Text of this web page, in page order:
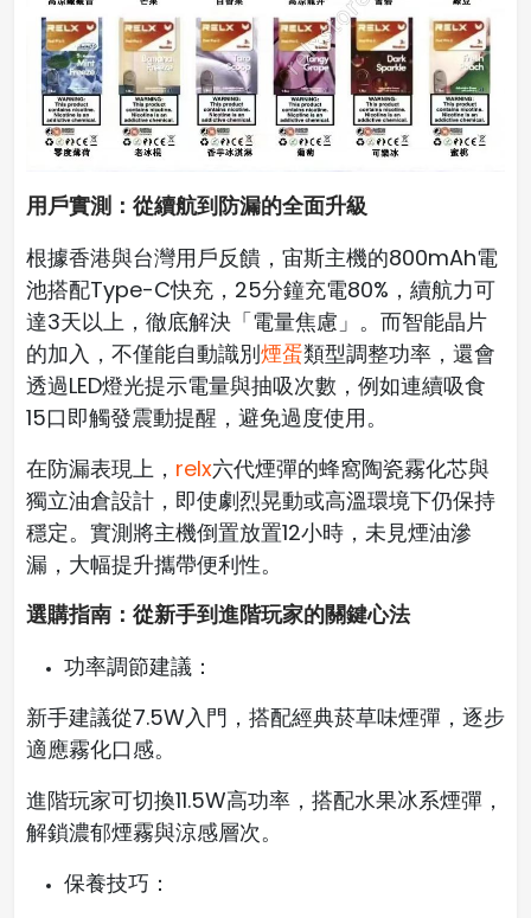
用戶實測：從續航到防漏的全面升級
根據香港與台灣用戶反饋，宙斯主機的800mAh電
池搭配Type-C快充，25分鐘充電80%，續航力可
達3天以上，徹底解決「電量焦慮」。而智能晶片
的加入，不僅能自動識別煙蛋類型調整功率，還會
透過LED燈光提示電量與抽吸次數，例如連續吸食
15口即觸發震動提醒，避免過度使用。
在防漏表現上， relx六代煙彈的蜂窩陶瓷霧化芯與
獨立油倉設計，即使劇烈晃動或高溫環境下仍保持
穩定。實測將主機倒置放置12小時，未見煙油滲
漏，大幅提升攜帶便利性。
選購指南：從新手到進階玩家的關鍵心法
功率調節建議：
新手建議從7.5W入門，搭配經典菸草味煙彈，逐步
適應霧化口感。
進階玩家可切換11.5W高功率，搭配水果冰系煙彈，
解鎖濃郁煙霧與涼感層次。
保養技巧：